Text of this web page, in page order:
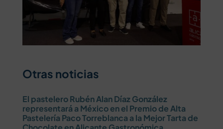
Otras noticias
El pastelero Rubén Alan Díaz González
representará a México en el Premio de Alta
Pastelería Paco Torreblanca a la Mejor Tarta de